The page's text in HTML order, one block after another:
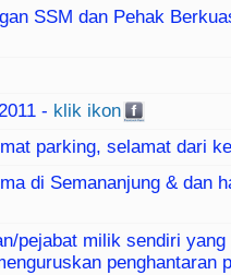
SSM dan Pehak
- klik ikon
parking, selamat dari
di Semananjung & dan
pejabat milik sendiri
penghantaran